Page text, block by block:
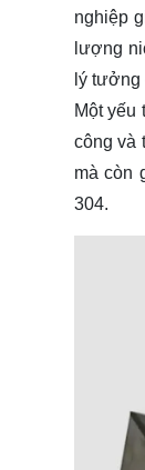
nghiệp
lượng
lý
Một yếu
công và
mà còn
304.